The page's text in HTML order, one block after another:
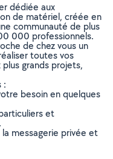
dédiée aux
de matériel, créée en
communauté de plus
000 professionnels.
de chez vous un
toutes vos
grands projets,
:
besoin en quelques
et
messagerie privée et